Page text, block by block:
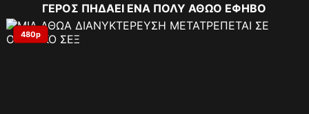
ΓΕΡΟΣ ΠΗΔΑΕΙ ΕΝΑ ΠΟΛΥ ΑΘΩΟ ΕΦΗΒΟ
480p